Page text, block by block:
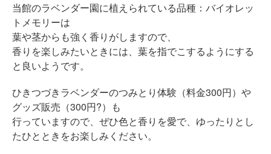
当館のラベンダー園に植えられている品種：バイオレッ
トメモリーは
葉や茎からも強く香りがしますので、
香りを楽しみたいときには、葉を指でこするようにする
と良いようです。
ひきつづきラベンダーのつみとり体験（料金300円）や
グッズ販売（300円?）も
行っていますので、ぜひ色と香りを愛で、ゆったりとし
たひとときをお楽しみください。